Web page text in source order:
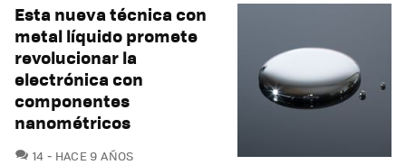
Esta nueva técnica con
metal líquido promete
revolucionar la
electrónica con
componentes
nanométricos
14 COMENTARIOS
HACE 9 AÑOS